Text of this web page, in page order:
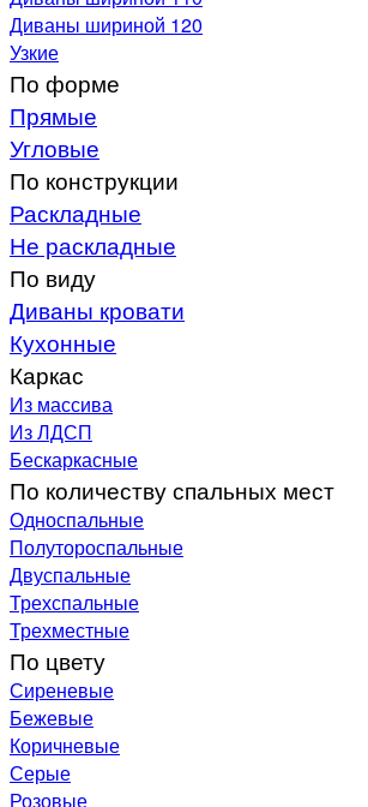
Диваны шириной 120
Узкие
По форме
Прямые
Угловые
По конструкции
Раскладные
Не раскладные
По виду
Диваны кровати
Кухонные
Каркас
Из массива
Из ЛДСП
Бескаркасные
По количеству спальных мест
Односпальные
Полутороспальные
Двуспальные
Трехспальные
Трехместные
По цвету
Сиреневые
Бежевые
Коричневые
Серые
Розовые